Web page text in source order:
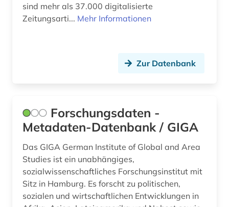
iberoromanistik (12)
inka (1)
innenarchitektur (1)
internationale politik (1)
internationale verflechtung (2)
sind mehr als 37.000 digitalisierte
Zeitungsarti... Mehr Informationen
Zur Datenbank
Forschungsdaten -
Metadaten-Datenbank / GIGA
Das GIGA German Institute of Global and Area
Studies ist ein unabhängiges,
sozialwissenschaftliches Forschungsinstitut mit
Sitz in Hamburg. Es forscht zu politischen,
sozialen und wirtschaftlichen Entwicklungen in